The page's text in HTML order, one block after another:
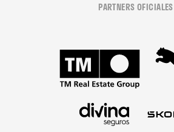
PARTNERS OFICIALES